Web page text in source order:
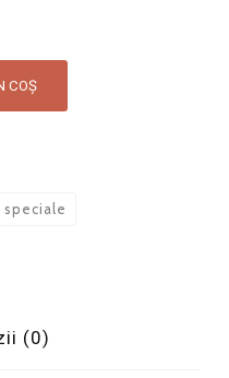
COȘ
(0)